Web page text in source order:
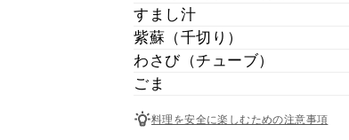
すまし汁
紫蘇（千切り）
わさび（チューブ）
ごま
料理を安全に楽しむための注意事項